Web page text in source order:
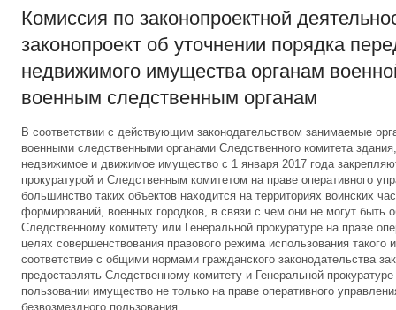
Комиссия по законопроектной
законопроект об уточнении порядка
недвижимого имущества органам
военным следственным органам
В соответствии с действующим законодательством занимаемые
военными следственными органами Следственного комитета
недвижимое и движимое имущество с 1 января 2017 года
прокуратурой и Следственным комитетом на праве оперативного
большинство таких объектов находится на территориях воинских
формирований, военных городков, в связи с чем они не могут быть
Следственному комитету или Генеральной прокуратуре на праве
целях совершенствования правового режима использования такого
соответствие с общими нормами гражданского законодательства
предоставлять Следственному комитету и Генеральной
пользовании имущество не только на праве оперативного
безвозмездного пользования.